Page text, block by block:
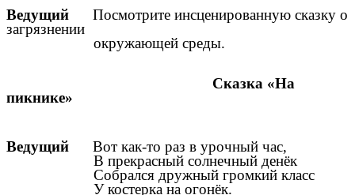
Ведущий
Посмотрите инсценированную сказку о
загрязнении
окружающей среды.
Сказка «На
пикнике»
Ведущий Вот как-то раз в урочный час,
В прекрасный солнечный денёк
Собрался дружный громкий класс
У костерка на огонёк.